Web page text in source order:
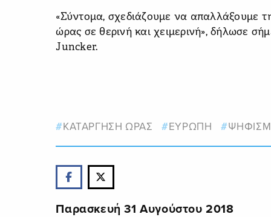
«Σύντομα, σχεδιάζουμε να απαλλάξουμε
ώρας σε θερινή και χειμερινή», δήλωσε
Juncker.
ΚΑΤΑΡΓΗΣΗ ΩΡΑΣ ΕΥΡΩΠΗ
Παρασκευή 31 Αυγούστου 2018